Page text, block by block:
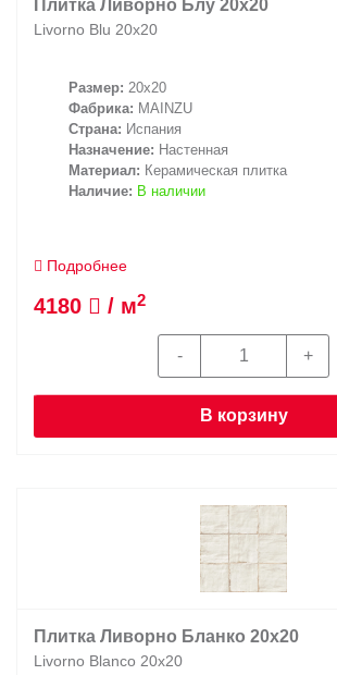
Плитка Ливорно Блу 20х20
Livorno Blu 20х20
Размер: 20x20
Фабрика: MAINZU
Страна: Испания
Назначение: Настенная
Материал: Керамическая плитка
Наличие: В наличии
Подробнее
4180 / м2
В корзину
Плитка Ливорно Бланко 20х20
Livorno Blanco 20х20